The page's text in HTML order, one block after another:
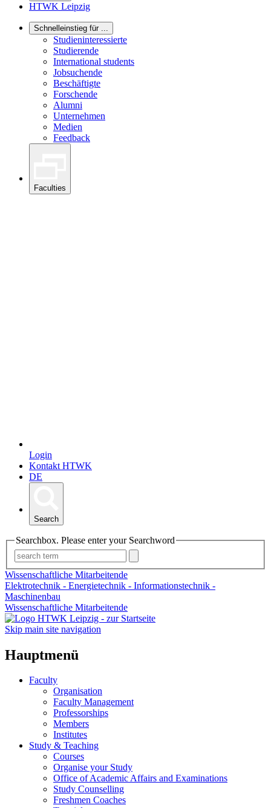
HTWK Leipzig
Schnelleinstieg für ...
Studieninteressierte
Studierende
International students
Jobsuchende
Beschäftigte
Forschende
Alumni
Unternehmen
Medien
Feedback
Faculties
Login
Kontakt HTWK
DE
Search
Searchbox. Please enter your Searchword
Wissenschaftliche Mitarbeitende
Elektrotechnik - Energietechnik - Informationstechnik -
Maschinenbau
Wissenschaftliche Mitarbeitende
Skip main site navigation
Hauptmenü
Faculty
Organisation
Faculty Management
Professorships
Members
Institutes
Study & Teaching
Courses
Organise your Study
Office of Academic Affairs and Examinations
Study Counselling
Freshmen Coaches